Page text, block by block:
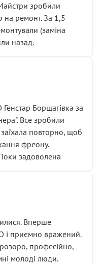
зробили
на ремонт. За 1,5
(заміна
назад.
Борщагівка за
Все зробили
повторно, щоб
фреону.
задоволена
Вперше
і приємно вражений.
професійно,
молоді люди.